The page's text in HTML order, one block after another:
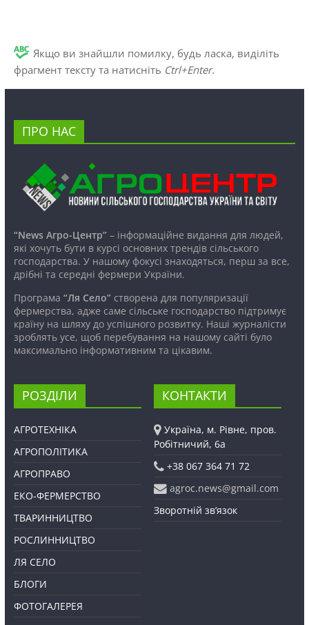
Якщо ви знайшли помилку, будь ласка, виділіть
фрагмент тексту та натисніть Ctrl+Enter.
ПРО НАС
“News Агро-Центр”– інформаційне видання для людей,
які хочуть бути в курсі основних трендів сільського
господарства. У нашому фокусі знаходяться, перш за все,
дрібні та середні фермери України.
Програма “Ля Село”створена для популяризації
фермерства, адже саме сільське господарство підтримує
країну на шляху до успішного розвитку. Наші журналісти
зроблять усе, щоб перебування на нашому сайті було
максимально інформативним та цікавим.
РОЗДІЛИ
АГРОТЕХНІКА
АГРОПОЛІТИКА
АГРОПРАВО
ЕКО-ФЕРМЕРСТВО
ТВАРИННИЦТВО
РОСЛИННИЦТВО
ЛЯ СЕЛО
БЛОГИ
ФОТОГАЛЕРЕЯ
КОНТАКТИ
Україна, м. Рівне, пров.
Робітничий, 6а
+38 067 364 71 72
agroc.news@gmail.com
Зворотній зв’язок